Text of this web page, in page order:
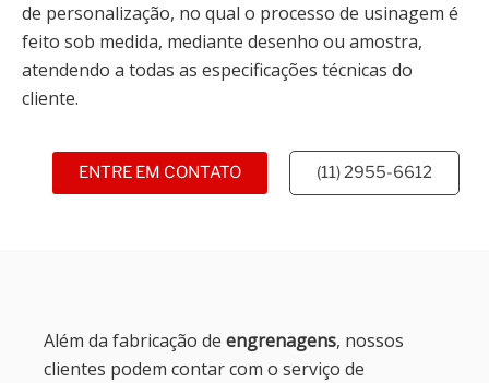
de personalização, no qual o processo de usinagem é
feito sob medida, mediante desenho ou amostra,
atendendo a todas as especificações técnicas do
cliente.
ENTRE EM CONTATO (11) 2955-6612
Além da fabricação de engrenagens, nossos
clientes podem contar com o serviço de